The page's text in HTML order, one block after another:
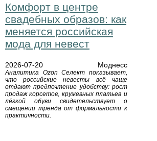
Комфорт в центре
свадебных образов: как
меняется российская
мода для невест
2026-07-20 Моднесс
Аналитика Ozon Селект показывает,
что российские невесты всё чаще
отдают предпочтение удобству: рост
продаж корсетов, кружевных платьев и
лёгкой обуви свидетельствует о
смещении тренда от формальности к
практичности.